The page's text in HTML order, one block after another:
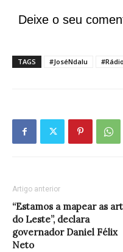
Deixe o seu
TAGS #JoséNdalu
Artigo anterior
“Estamos a mapear as
do Leste”, declara
governador Daniel Félix
Neto